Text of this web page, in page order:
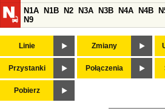
N1A
N1B N2 N3A N3B N4A N4B
N9
Linie Zmiany
Przystanki Połączenia
Pobierz